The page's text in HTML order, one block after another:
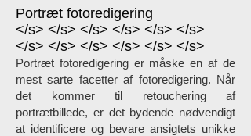
Portræt fotoredigering
</s> </s> </s> </s> </s> </s>
</s> </s> </s> </s> </s> </s>
Portræt fotoredigering er måske en af ​​de
mest sarte facetter af fotoredigering. Når
det kommer til retouchering af
portrætbillede, er det bydende nødvendigt
at identificere og bevare ansigtets unikke